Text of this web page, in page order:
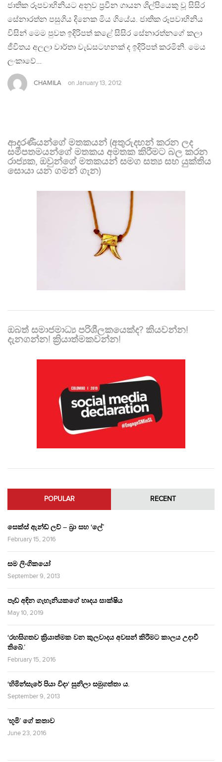
ජාතික රූපවාහිනියට අනුව ප්‍රවීන ගායන ශිල්පියෙකු වූ සිසිර
සේනාරත්න පසුගිය දිනෙක මිය ගියේය. ජාතික රූපවාහිනිය
විසින් මෙම පුවත ඉදිරිපත් කළේ සිසිර සේනාරත්නගේ කලා
ජීවිතය අලලා වාර්තා වැඩසටහනක් ද ඉදිරිපත් කරමිනි. මෙය
ලංකාවේ…
CHAMILA on January 13, 2012
ආදරණීයන්ගේ මතකයන් (අතුරුදහන් කරන ලද
සමීපතමයන්ගේ මතකය අමතක කිරීමට බල කරන
රාජ්‍යක, ඔවුන්ගේ මතකයන් සමග සත්‍ය සහ යුක්තිය
සොයා යන ගමන් ගැන)
ඔබත් සමාජමාධ්‍ය පරිශීලකයෙක්ද? කියවන්න!
දැනගන්න! ක්‍රියාත්මකවන්න!
POPULAR RECENT
සෙක්ස් ඇන්ඩ් ලව් – බ්‍රා සහ ‘ලේ’
February 15, 2016
සම ලිංගිකයෝ
September 9, 2013
පෑඩ් අඳින ගැහැනියකගේ හෘදය සාක්ෂිය
May 10, 2019
‘රහසිගතව ක්‍රියාත්මක වන කුලවාදය අවසන් කිරීමට කාලය උදාවී
තිබේ.’
February 15, 2016
‘හිමින්සැරේ පියා විදා‘ සුනිලා සමුගත්තා ය.
September 9, 2013
‘භූමි’ ගේ කතාව
June 23, 2016